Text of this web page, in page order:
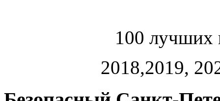
100 лучших
2018,2019,